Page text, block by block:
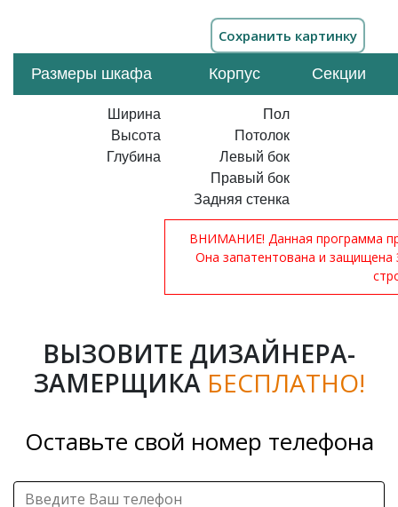
Размеры шкафа Корпус Секции
Ширина
Высота
Глубина
Пол
Потолок
Левый бок
Правый бок
Задняя стенка
ВНИМАНИЕ! Данная программа
Она запатентована и
ВЫЗОВИТЕ ДИЗАЙНЕРА-
ЗАМЕРЩИКА БЕСПЛАТНО!
Оставьте свой номер телефона